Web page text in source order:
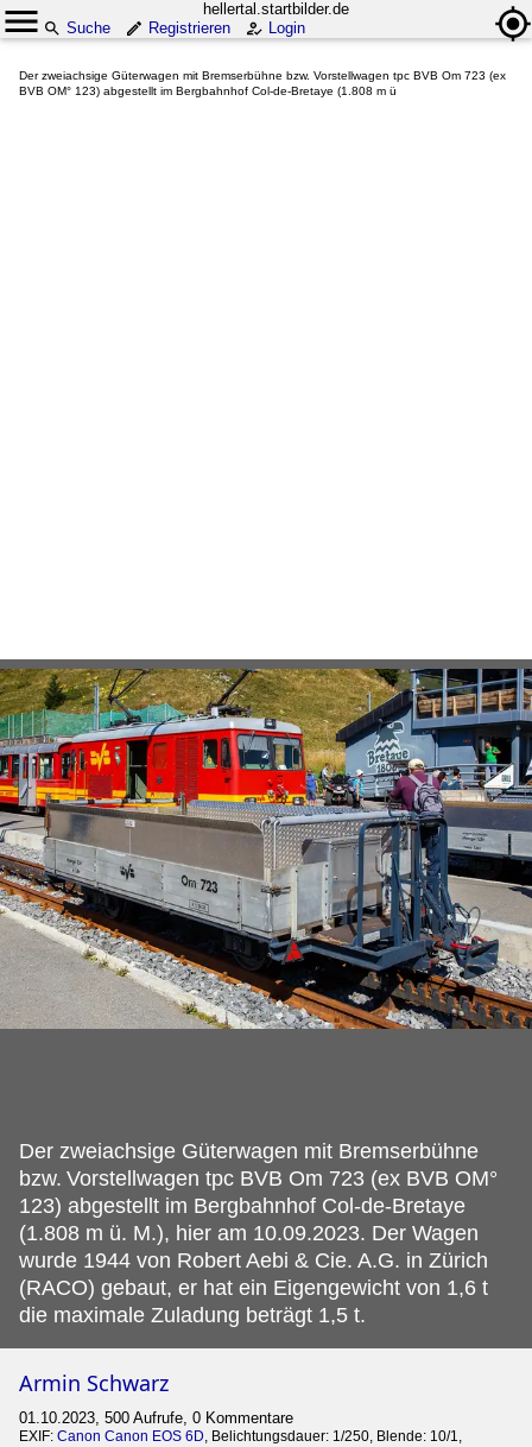
hellertal.startbilder.de
Suche
Registrieren Login
Der zweiachsige Güterwagen mit Bremserbühne bzw. Vorstellwagen tpc BVB Om 723 (ex
BVB OM° 123) abgestellt im Bergbahnhof Col-de-Bretaye (1.808 m ü
Der zweiachsige Güterwagen mit Bremserbühne
bzw. Vorstellwagen tpc BVB Om 723 (ex BVB OM°
123) abgestellt im Bergbahnhof Col-de-Bretaye
(1.808 m ü. M.), hier am 10.09.2023. Der Wagen
wurde 1944 von Robert Aebi & Cie. A.G. in Zürich
(RACO) gebaut, er hat ein Eigengewicht von 1,6 t
die maximale Zuladung beträgt 1,5 t.
Armin Schwarz
01.10.2023, 500 Aufrufe, 0 Kommentare
EXIF: Canon Canon EOS 6D, Belichtungsdauer: 1/250, Blende: 10/1,